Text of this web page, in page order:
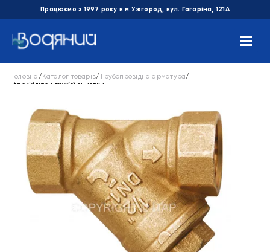
Працюємо з 1997 року в м.Ужгород, вул. Гагаріна, 121А
Головна / Каталог товарів/Трубопровідна арматура/
Itap Фільтри грубої очистки